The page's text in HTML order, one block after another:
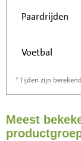
Paardrijden
Voetbal
Stofzuigen
Strijken
* Tijden zijn
Meest